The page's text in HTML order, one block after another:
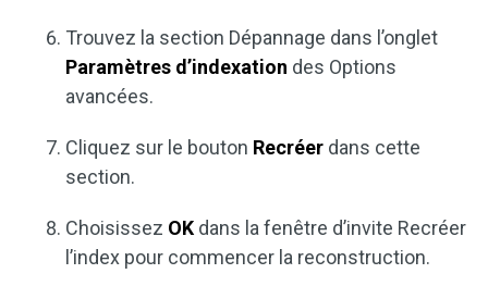
Trouvez la section Dépannage dans l’onglet
Paramètres d’indexation des Options
avancées.
Cliquez sur le bouton Recréer dans cette
section.
Choisissez OK dans la fenêtre d’invite Recréer
l’index pour commencer la reconstruction.